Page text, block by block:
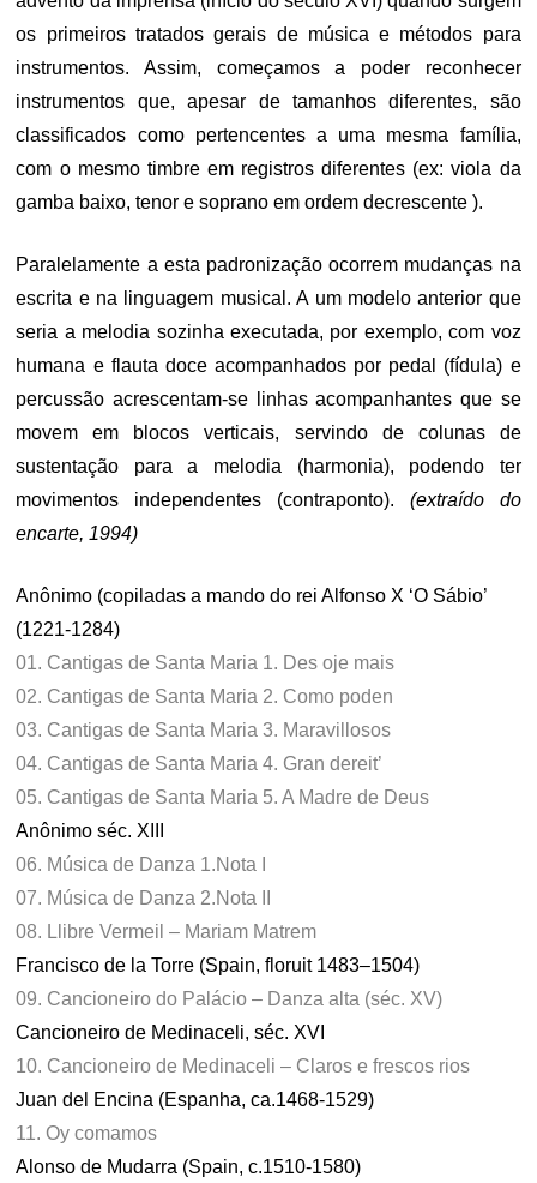
os primeiros tratados gerais de música e métodos para
instrumentos. Assim, começamos a poder reconhecer
instrumentos que, apesar de tamanhos diferentes, são
classificados como pertencentes a uma mesma família,
com o mesmo timbre em registros diferentes (ex: viola da
gamba baixo, tenor e soprano em ordem decrescente ).
Paralelamente a esta padronização ocorrem mudanças na
escrita e na linguagem musical. A um modelo anterior que
seria a melodia sozinha executada, por exemplo, com voz
humana e flauta doce acompanhados por pedal (fídula) e
percussão acrescentam-se linhas acompanhantes que se
movem em blocos verticais, servindo de colunas de
sustentação para a melodia (harmonia), podendo ter
movimentos independentes (contraponto). (extraído do
encarte, 1994)
Anônimo (copiladas a mando do rei Alfonso X ‘O Sábio’
(1221-1284)
01. Cantigas de Santa Maria 1. Des oje mais
02. Cantigas de Santa Maria 2. Como poden
03. Cantigas de Santa Maria 3. Maravillosos
04. Cantigas de Santa Maria 4. Gran dereit’
05. Cantigas de Santa Maria 5. A Madre de Deus
Anônimo séc. XIII
06. Música de Danza 1.Nota I
07. Música de Danza 2.Nota II
08. Llibre Vermeil – Mariam Matrem
Francisco de la Torre (Spain, floruit 1483–1504)
09. Cancioneiro do Palácio – Danza alta (séc. XV)
Cancioneiro de Medinaceli, séc. XVI
10. Cancioneiro de Medinaceli – Claros e frescos rios
Juan del Encina (Espanha, ca.1468-1529)
11. Oy comamos
Alonso de Mudarra (Spain, c.1510-1580)